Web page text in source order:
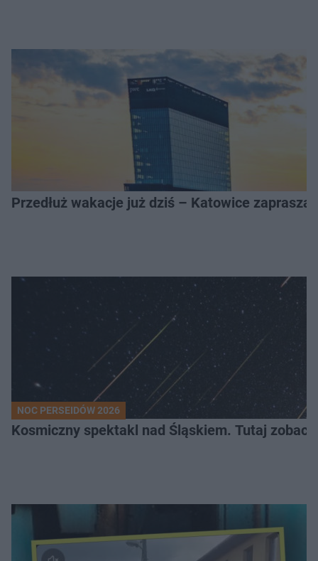
Przedłuż wakacje już dziś – Katowice
NOC PERSEIDÓW 2026
Kosmiczny spektakl nad Śląskiem. Tutaj